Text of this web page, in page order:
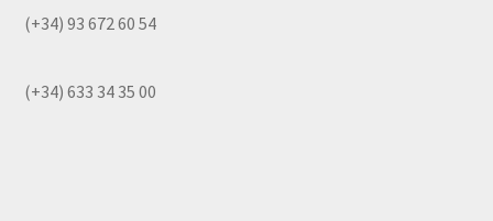
(+34) 93 672 60 54
(+34) 633 34 35 00